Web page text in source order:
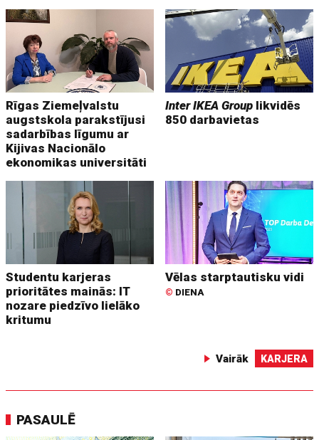
Rīgas Ziemeļvalstu
augstskola parakstījusi
sadarbības līgumu ar
Kijivas Nacionālo
ekonomikas universitāti
Inter IKEA Group likvidēs
850 darbavietas
Studentu karjeras
prioritātes mainās: IT
nozare piedzīvo lielāko
kritumu
Vēlas starptautisku vidi
© DIENA
Vairāk KARJERA
PASAULĒ